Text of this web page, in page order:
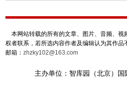
本网站转载的所有的文章、图片、音频、视
权者联系，若所选内容作者及编辑认为其作
邮箱： zhzky102@163.com
主办单位：智库园（北京）